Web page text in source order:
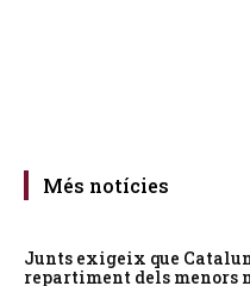
Més notícies
Junts exigeix que
repartiment dels menors